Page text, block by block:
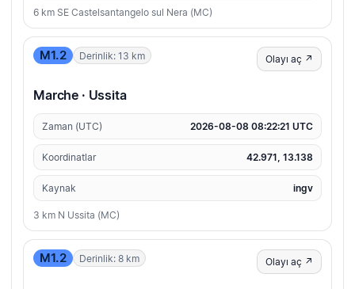
6 km SE Castelsantangelo sul Nera (MC)
M1.2 Derinlik: 13 km Olayı aç ↗
Marche · Ussita
Zaman (UTC) 2026-08-08 08:22:21 UTC
Koordinatlar 42.971, 13.138
Kaynak ingv
3 km N Ussita (MC)
M1.2 Derinlik: 8 km Olayı aç ↗